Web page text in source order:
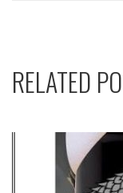
RELATED